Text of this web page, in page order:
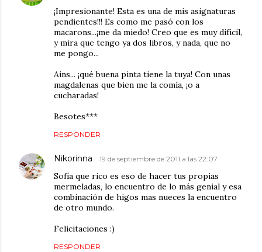
¡Impresionante! Esta es una de mis asignaturas
pendientes!!! Es como me pasó con los
macarons...¡me da miedo! Creo que es muy difícil,
y mira que tengo ya dos libros, y nada, que no
me pongo...
Ains... ¡qué buena pinta tiene la tuya! Con unas
magdalenas que bien me la comía, ¡o a
cucharadas!
Besotes***
RESPONDER
Nikorinna 19 de septiembre de 2011 a las 22:07
Sofía que rico es eso de hacer tus propias
mermeladas, lo encuentro de lo más genial y esa
combinación de higos mas nueces la encuentro
de otro mundo.
Felicitaciones :)
RESPONDER